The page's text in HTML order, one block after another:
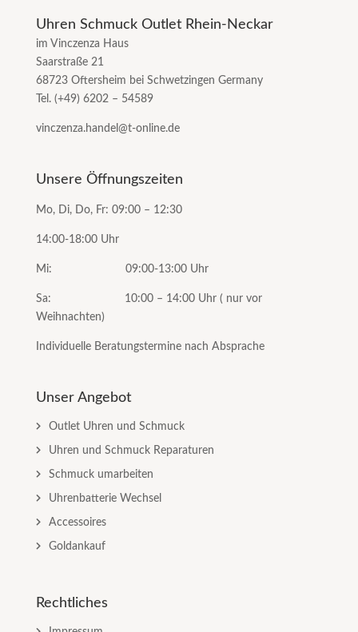
Uhren Schmuck Outlet Rhein-Neckar
im Vinczenza Haus
Saarstraße 21
68723 Oftersheim bei Schwetzingen Germany
Tel. (+49) 6202 – 54589
vinczenza.handel@t-online.de
Unsere Öffnungszeiten
Mo, Di, Do, Fr: 09:00 – 12:30
14:00-18:00 Uhr
Mi: 09:00-13:00 Uhr
Sa: 10:00 – 14:00 Uhr ( nur vor
Weihnachten)
Individuelle Beratungstermine nach Absprache
Unser Angebot
Outlet Uhren und Schmuck
Uhren und Schmuck Reparaturen
Schmuck umarbeiten
Uhrenbatterie Wechsel
Accessoires
Goldankauf
Rechtliches